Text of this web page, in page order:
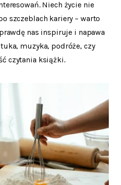
Niech życie nie
szczeblach kariery – warto
nas inspiruje i napawa
muzyka, podróże, czy
czytania książki.